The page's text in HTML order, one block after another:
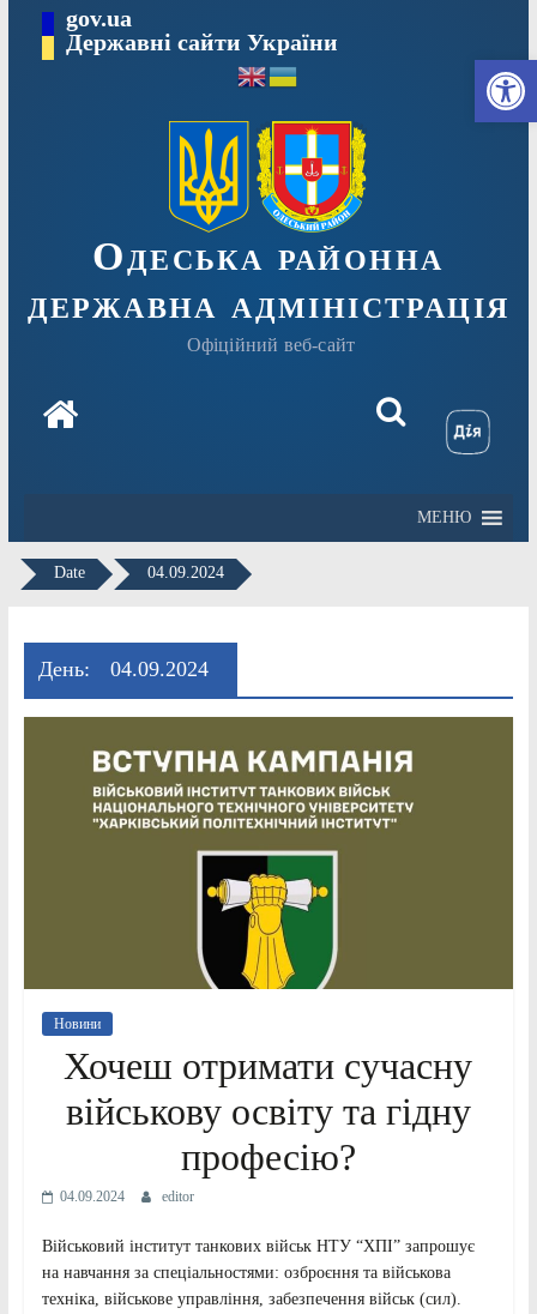
Перейтиgov.ua
Державні сайти України
Одеська районна
державна адміністрація
Офіційний веб-сайт
МЕНЮ
Date 04.09.2024
День: 04.09.2024
Новини
Хочеш отримати сучасну
військову освіту та гідну
професію?
04.09.2024 editor
Військовий інститут танкових військ НТУ “ХПІ” запрошує
на навчання за спеціальностями: озброєння та військова
техніка, військове управління, забезпечення військ (сил).